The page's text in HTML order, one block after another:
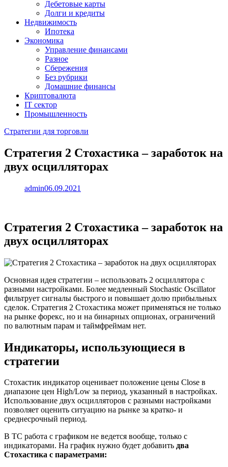
Дебетовые карты
Долги и кредиты
Недвижимость
Ипотека
Экономика
Управление финансами
Разное
Сбережения
Без рубрики
Домашние финансы
Криптовалюта
IT сектор
Промышленность
Стратегии для торговли
Стратегия 2 Стохастика – заработок на
двух осцилляторах
admin06.09.2021
Стратегия 2 Стохастика – заработок на
двух осцилляторах
Основная идея стратегии – использовать 2 осциллятора с
разными настройками. Более медленный Stochastic Oscillator
фильтрует сигналы быстрого и повышает долю прибыльных
сделок. Стратегия 2 Стохастика может применяться не только
на рынке форекс, но и на бинарных опционах, ограничений
по валютным парам и таймфреймам нет.
Индикаторы, использующиеся в
стратегии
Стохастик индикатор оценивает положение цены Close в
диапазоне цен High/Low за период, указанный в настройках.
Использование двух осцилляторов с разными настройками
позволяет оценить ситуацию на рынке за кратко- и
среднесрочный период.
В ТС работа с графиком не ведется вообще, только с
индикаторами. На график нужно будет добавить два
Стохастика с параметрами: